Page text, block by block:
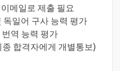
메일로 제출 필요
일어 구사 능력 평가
번역 능력 평가
합격자에게 개별통보)